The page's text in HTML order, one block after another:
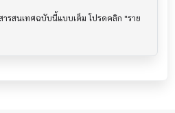
ารสนเทศฉบับนี้แบบเต็ม โปรดคลิก "ราย